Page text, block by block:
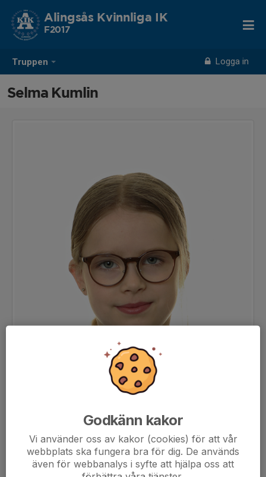
Truppen Logga in
Alingsås Kvinnliga IK
F2017
Selma Kumlin
Godkänn kakor
Vi använder oss av kakor (cookies) för att vår
webbplats ska fungera bra för dig. De används
även för webbanalys i syfte att hjälpa oss att